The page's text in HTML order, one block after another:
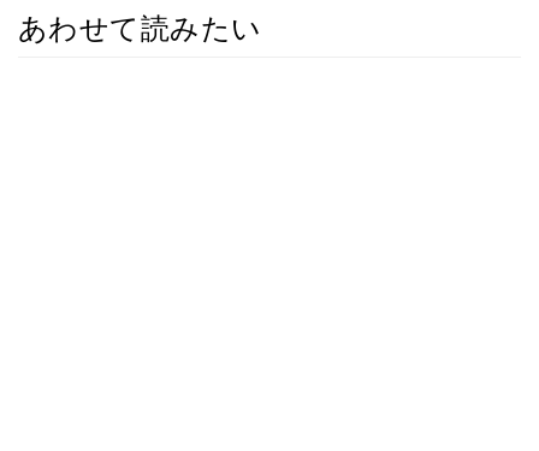
あわせて読みたい